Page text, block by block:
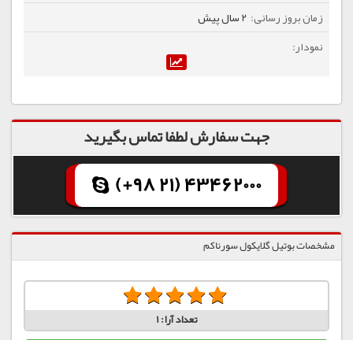
2 سال پیش
جهت سفارش لطفا تماس بگیرید
(+98 21) 43462000
مشخصات بوتیل گلایکول سورناکم
تعداد آرا:1